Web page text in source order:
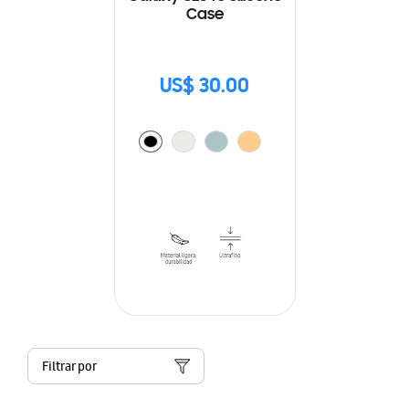
Case
US$ 30.00
Filtrar por